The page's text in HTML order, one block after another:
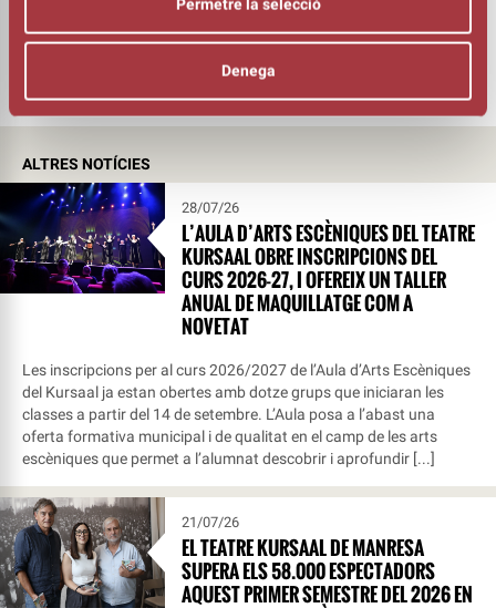
Permetre la selecció
Denega
L’oficina
ALTRES NOTÍCIES
28/07/26
L’AULA D’ARTS ESCÈNIQUES DEL TEATRE
KURSAAL OBRE INSCRIPCIONS DEL
CURS 2026-27, I OFEREIX UN TALLER
ANUAL DE MAQUILLATGE COM A
NOVETAT
Les inscripcions per al curs 2026/2027 de l’Aula d’Arts Escèniques
del Kursaal ja estan obertes amb dotze grups que iniciaran les
classes a partir del 14 de setembre. L’Aula posa a l’abast una
oferta formativa municipal i de qualitat en el camp de les arts
escèniques que permet a l’alumnat descobrir i aprofundir [...]
21/07/26
EL TEATRE KURSAAL DE MANRESA
SUPERA ELS 58.000 ESPECTADORS
AQUEST PRIMER SEMESTRE DEL 2026 EN